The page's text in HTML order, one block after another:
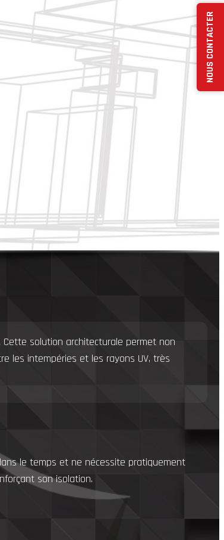
NOUS CONTACTER
Cette solution architecturale permet non
les intempéries et les rayons UV, très
le temps et ne nécessite pratiquement
son isolation.